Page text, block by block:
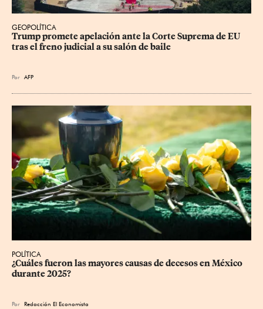
GEOPOLÍTICA
Trump promete apelación ante la Corte Suprema de EU
tras el freno judicial a su salón de baile
Por AFP
POLÍTICA
¿Cuáles fueron las mayores causas de decesos en México
durante 2025?
Por Redacción El Economista